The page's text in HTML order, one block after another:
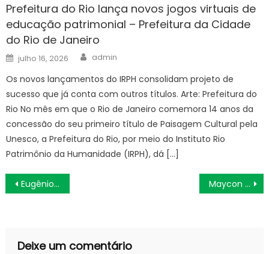
Prefeitura do Rio lança novos jogos virtuais de
educação patrimonial – Prefeitura da Cidade
do Rio de Janeiro
Posted
on
julho 16, 2026 Author
admin
Os novos lançamentos do IRPH consolidam projeto de
sucesso que já conta com outros títulos. Arte: Prefeitura do
Rio No mês em que o Rio de Janeiro comemora 14 anos da
concessão do seu primeiro título de Paisagem Cultural pela
Unesco, a Prefeitura do Rio, por meio do Instituto Rio
Patrimônio da Humanidade (IRPH), dá […]
Navegação
de
Eugênio de Melo é atração do programa City Tour Maycon do Vasco, aceita a proposta do Vitória
Deixe um comentário